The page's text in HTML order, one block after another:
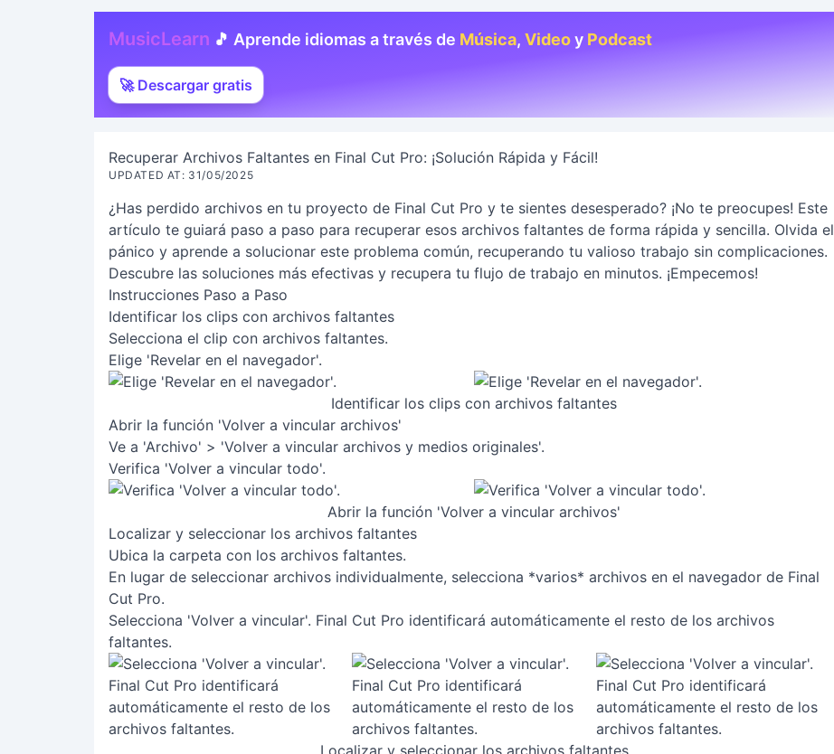
MusicLearn 🎵 Aprende idiomas a través de Música, Videoy Podcast
🚀 Descargar gratis
Recuperar Archivos Faltantes en Final Cut Pro: ¡Solución Rápida y Fácil!
UPDATED AT: 31/05/2025
¿Has perdido archivos en tu proyecto de Final Cut Pro y te sientes desesperado? ¡No te preocupes! Este
artículo te guiará paso a paso para recuperar esos archivos faltantes de forma rápida y sencilla. Olvida el
pánico y aprende a solucionar este problema común, recuperando tu valioso trabajo sin complicaciones.
Descubre las soluciones más efectivas y recupera tu flujo de trabajo en minutos. ¡Empecemos!
Instrucciones Paso a Paso
Identificar los clips con archivos faltantes
Selecciona el clip con archivos faltantes.
Elige 'Revelar en el navegador'.
Identificar los clips con archivos faltantes
Abrir la función 'Volver a vincular archivos'
Ve a 'Archivo' > 'Volver a vincular archivos y medios originales'.
Verifica 'Volver a vincular todo'.
Abrir la función 'Volver a vincular archivos'
Localizar y seleccionar los archivos faltantes
Ubica la carpeta con los archivos faltantes.
En lugar de seleccionar archivos individualmente, selecciona *varios* archivos en el navegador de Final
Cut Pro.
Selecciona 'Volver a vincular'. Final Cut Pro identificará automáticamente el resto de los archivos
faltantes.
Localizar y seleccionar los archivos faltantes